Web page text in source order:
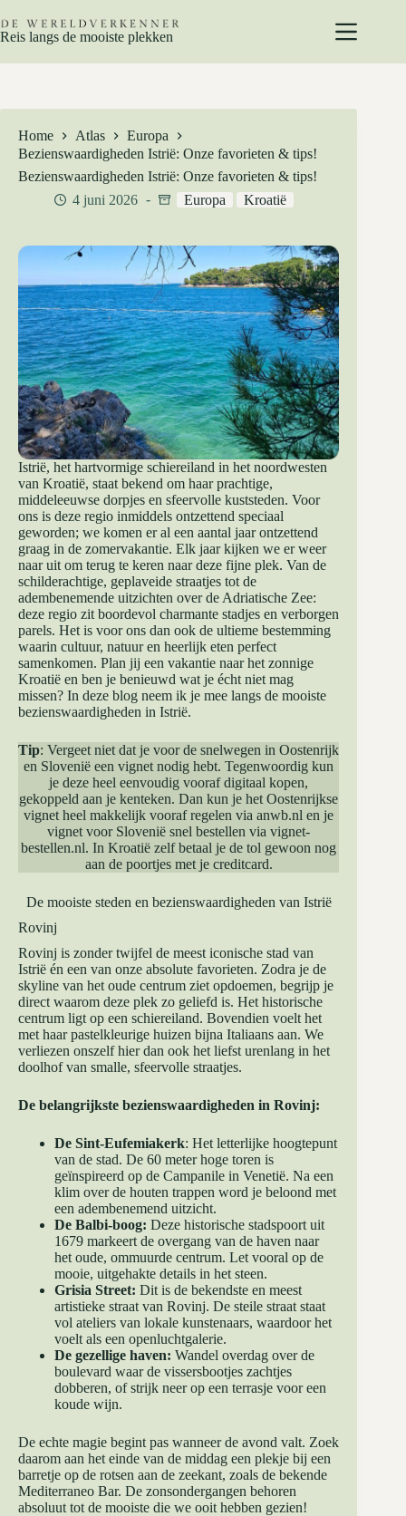
naar
de
Reis langs de mooiste plekken
Home Atlas
Europa
Bezienswaardigheden Istrië: Onze favorieten & tips!
Bezienswaardigheden Istrië: Onze favorieten & tips!
4 juni 2026
Europa Kroatië
Istrië, het hartvormige schiereiland in het noordwesten
van Kroatië, staat bekend om haar prachtige,
middeleeuwse dorpjes en sfeervolle kuststeden. Voor
ons is deze regio inmiddels ontzettend speciaal
geworden; we komen er al een aantal jaar ontzettend
graag in de zomervakantie. Elk jaar kijken we er weer
naar uit om terug te keren naar deze fijne plek. Van de
schilderachtige, geplaveide straatjes tot de
adembenemende uitzichten over de Adriatische Zee:
deze regio zit boordevol charmante stadjes en verborgen
parels. Het is voor ons dan ook de ultieme bestemming
waarin cultuur, natuur en heerlijk eten perfect
samenkomen. Plan jij een vakantie naar het zonnige
Kroatië en ben je benieuwd wat je écht niet mag
missen? In deze blog neem ik je mee langs de mooiste
bezienswaardigheden in Istrië.
Tip: Vergeet niet dat je voor de snelwegen in Oostenrijk
en Slovenië een vignet nodig hebt. Tegenwoordig kun
je deze heel eenvoudig vooraf digitaal kopen,
gekoppeld aan je kenteken. Dan kun je het Oostenrijkse
vignet heel makkelijk vooraf regelen viaanwb.nl en je
vignet voor Slovenië snel bestellen viavignet-
bestellen.nl. In Kroatië zelf betaal je de tol gewoon nog
aan de poortjes met je creditcard.
De mooiste steden en bezienswaardigheden van Istrië
Rovinj
Rovinj is zonder twijfel de meest iconische stad van
Istrië én een van onze absolute favorieten. Zodra je de
skyline van het oude centrum ziet opdoemen, begrijp je
direct waarom deze plek zo geliefd is. Het historische
centrum ligt op een schiereiland. Bovendien voelt het
met haar pastelkleurige huizen bijna Italiaans aan. We
verliezen onszelf hier dan ook het liefst urenlang in het
doolhof van smalle, sfeervolle straatjes.
De belangrijkste bezienswaardigheden in Rovinj:
De Sint-Eufemiakerk: Het letterlijke hoogtepunt
van de stad. De 60 meter hoge toren is
geïnspireerd op de Campanile in Venetië. Na een
klim over de houten trappen word je beloond met
een adembenemend uitzicht.
De Balbi-boog: Deze historische stadspoort uit
1679 markeert de overgang van de haven naar
het oude, ommuurde centrum. Let vooral op de
mooie, uitgehakte details in het steen.
Grisia Street: Dit is de bekendste en meest
artistieke straat van Rovinj. De steile straat staat
vol ateliers van lokale kunstenaars, waardoor het
voelt als een openluchtgalerie.
De gezellige haven: Wandel overdag over de
boulevard waar de vissersbootjes zachtjes
dobberen, of strijk neer op een terrasje voor een
koude wijn.
De echte magie begint pas wanneer de avond valt. Zoek
daarom aan het einde van de middag een plekje bij een
barretje op de rotsen aan de zeekant, zoals de bekende
Mediterraneo Bar. De zonsondergangen behoren
absoluut tot de mooiste die we ooit hebben gezien!